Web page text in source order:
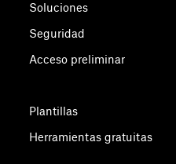
Soluciones
Seguridad
Acceso preliminar
Plantillas
Herramientas gratuitas